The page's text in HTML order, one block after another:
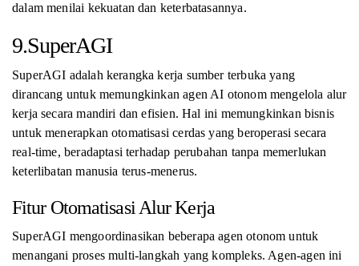
dalam menilai kekuatan dan keterbatasannya.
9.SuperAGI
SuperAGI adalah kerangka kerja sumber terbuka yang
dirancang untuk memungkinkan agen AI otonom mengelola alur
kerja secara mandiri dan efisien. Hal ini memungkinkan bisnis
untuk menerapkan otomatisasi cerdas yang beroperasi secara
real-time, beradaptasi terhadap perubahan tanpa memerlukan
keterlibatan manusia terus-menerus.
Fitur Otomatisasi Alur Kerja
SuperAGI mengoordinasikan beberapa agen otonom untuk
menangani proses multi-langkah yang kompleks. Agen-agen ini